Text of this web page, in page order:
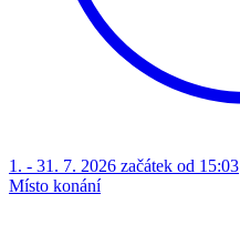
1. - 31. 7. 2026 začátek od 15:03
Místo konání